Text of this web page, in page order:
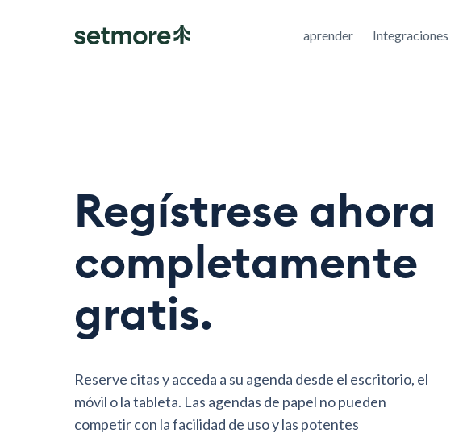
aprender Integraciones
Regístrese ahora
completamente
gratis.
Reserve citas y acceda a su agenda desde el escritorio, el
móvil o la tableta. Las agendas de papel no pueden
competir con la facilidad de uso y las potentes